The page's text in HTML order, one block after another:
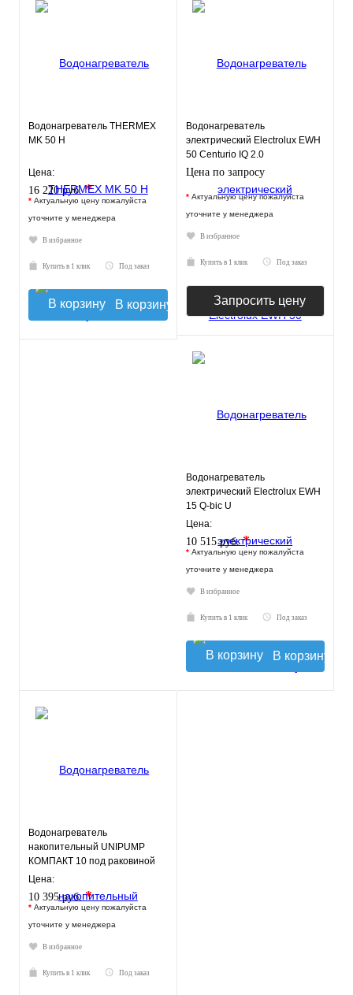
Водонагреватель THERMEX
MK 50 H
Цена:
16 220 руб.*
* Актуальную цену пожалуйста
уточните у менеджера
В избранное
Купить в 1 клик Под заказ
В корзину
Водонагреватель
электрический Electrolux EWH
50 Centurio IQ 2.0
Цена по запросу
* Актуальную цену пожалуйста
уточните у менеджера
В избранное
Купить в 1 клик Под заказ
Запросить цену
Водонагреватель
электрический Electrolux EWH
15 Q-bic U
Цена:
10 515 руб.*
* Актуальную цену пожалуйста
уточните у менеджера
В избранное
Купить в 1 клик Под заказ
В корзину
Водонагреватель
накопительный UNIPUMP
КОМПАКТ 10 под раковиной
Цена:
10 395 руб.*
* Актуальную цену пожалуйста
уточните у менеджера
В избранное
Купить в 1 клик Под заказ